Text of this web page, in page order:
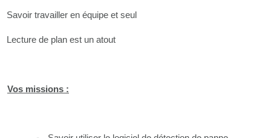
Savoir travailler en équipe et seul
Lecture de plan est un atout
Vos missions :